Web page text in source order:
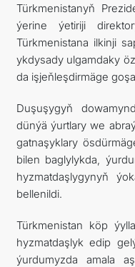
Türkmenistanyň
ýerine ýetiriji
Türkmenistana ilkinji
ykdysady ulgamdaky
da işjeňleşdirmäge
Duşuşygyň
dünýä ýurtlary we
gatnaşyklary
bilen baglylykda,
hyzmatdaşlygynyň
bellenildi.
Türkmenistan köp
hyzmatdaşlyk edip
ýurdumyzda amala